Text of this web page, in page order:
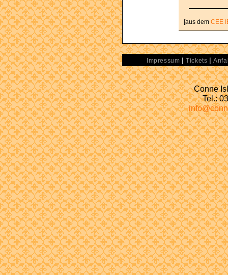
[aus dem CEE
Impressum | Tickets |
Conne
Tel.: